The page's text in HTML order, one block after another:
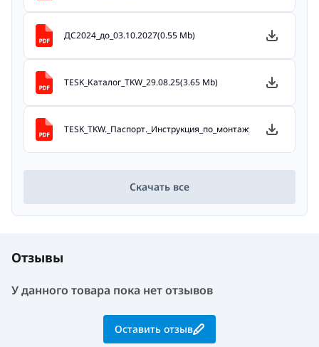
ДС2024_до_03.10.2027(0.55 Mb)
TESK_Каталог_TKW_29.08.25(3.65 Mb)
Скачать все
Отзывы
У данного товара пока нет отзывов
Оставить отзыв